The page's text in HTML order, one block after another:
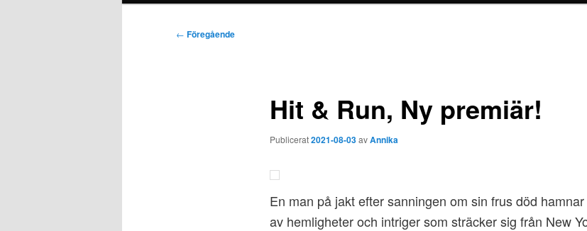
Inläggsnavigering
← Föregående
Hit & Run, Ny premiär!
Publicerat2021-08-03avAnnika
En man på jakt efter sanningen om sin frus död
av hemligheter och intriger som sträcker sig från New